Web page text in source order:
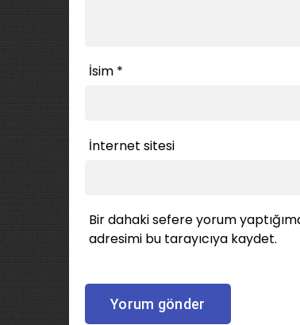
İsim *
İnternet sitesi
Bir dahaki sefere yorum
adresimi bu tarayıcıya kaydet.